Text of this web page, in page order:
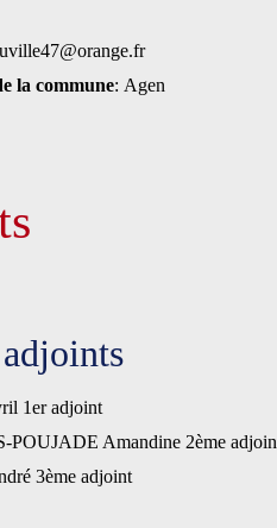
la commune: Agen
1er adjoint
POUJADE Amandine 2ème
3ème adjoint